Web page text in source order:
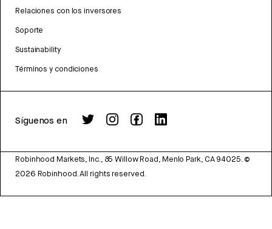
Relaciones con los inversores
Soporte
Sustainability
Términos y condiciones
Síguenos en
Robinhood Markets, Inc., 85 Willow Road, Menlo Park, CA 94025. ©
2026 Robinhood. All rights reserved.